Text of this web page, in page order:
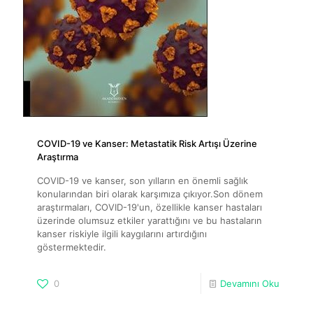
COVID-19 ve Kanser: Metastatik Risk Artışı Üzerine
Araştırma
COVID-19 ve kanser, son yılların en önemli sağlık
konularından biri olarak karşımıza çıkıyor.Son dönem
araştırmaları, COVID-19'un, özellikle kanser hastaları
üzerinde olumsuz etkiler yarattığını ve bu hastaların
kanser riskiyle ilgili kaygılarını artırdığını
göstermektedir.
0 Devamını Oku